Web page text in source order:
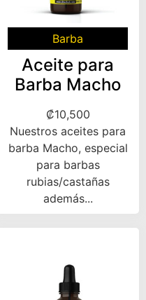
Barba
Aceite para
Barba Macho
₡10,500
Nuestros aceites para
barba Macho, especial
para barbas
rubias/castañas
además...